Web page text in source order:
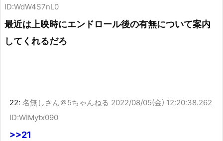
ID:WdW4S7nL0
最近は上映時にエンドロール後の有無について案内
してくれるだろ
22: 名無しさん＠5ちゃんねる 2022/08/05(金) 12:20:38.262
ID:WIMytx090
>>21